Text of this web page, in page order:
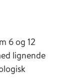
6 og 12
lignende